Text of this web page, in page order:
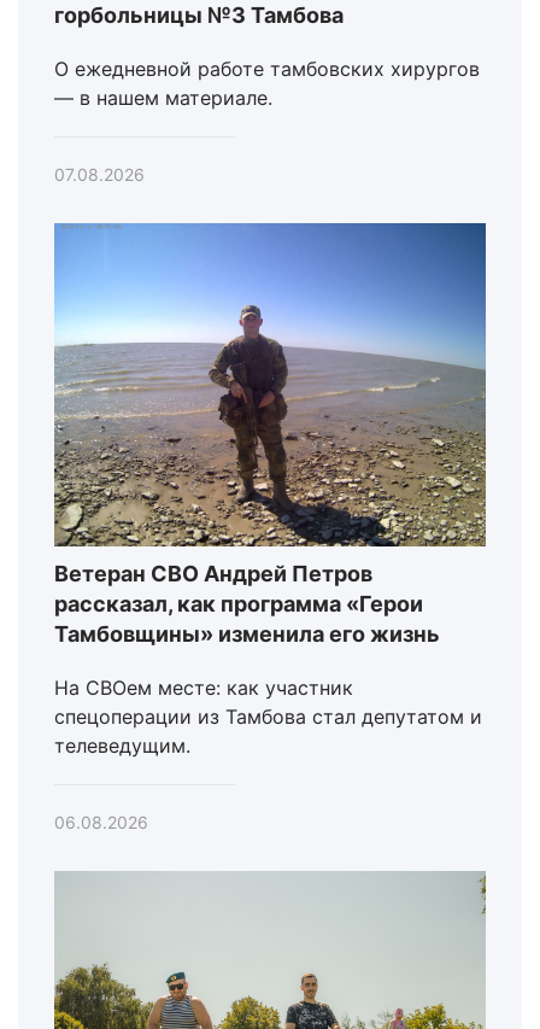
горбольницы №3 Тамбова
О ежедневной работе тамбовских хирургов
— в нашем материале.
07.08.2026
Ветеран СВО Андрей Петров
рассказал, как программа «Герои
Тамбовщины» изменила его жизнь
На СВОем месте: как участник
спецоперации из Тамбова стал депутатом и
телеведущим.
06.08.2026